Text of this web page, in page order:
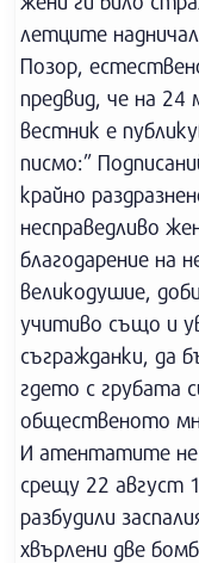
летците
Позор,
предвид, че на
вестник е
писмо:”
крайно
несправедливо
благодарение на
великодушие,
учитиво също и
съгражданки, да
гдето с грубата
общественото
И атентатите не
срещу 22 август
разбудили
хвърлени две